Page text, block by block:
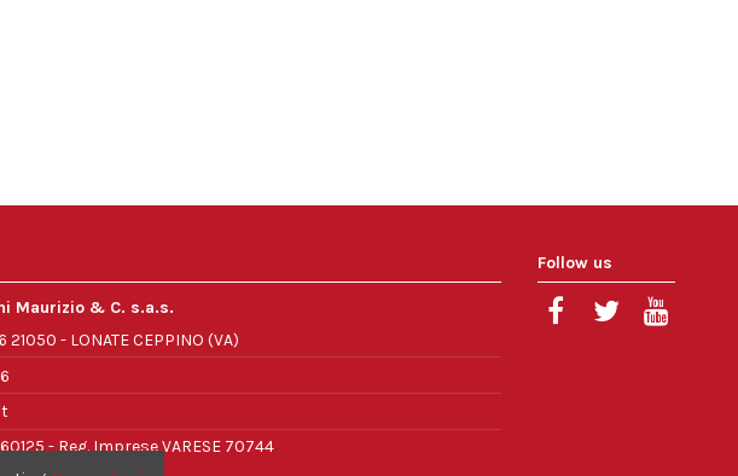
Maurizio & C. s.a.s.
21050 - LONATE CEPPINO (VA)
- Reg. Imprese VARESE 70744
Follow us